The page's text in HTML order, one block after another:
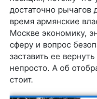
достаточно рычагов
время армянские
Москве экономику,
сферу и вопрос
заставить ее
непросто. А об
стоит.